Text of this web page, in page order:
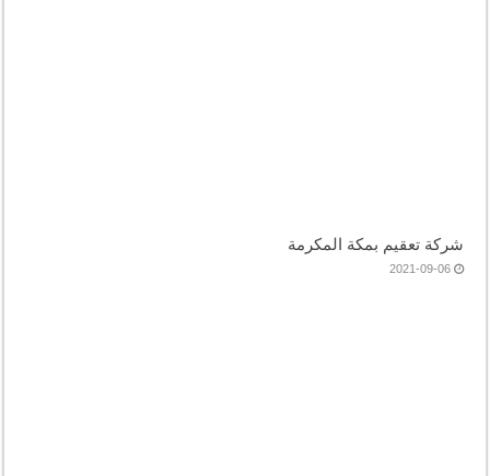
شركة تعقيم بمكة المكرمة
2021-09-06